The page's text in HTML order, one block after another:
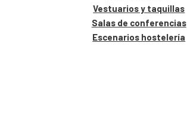
Vestuarios y taquillas
Salas de conferencias
Escenarios hostelería